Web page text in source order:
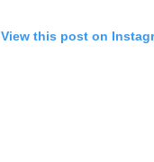
View this post on